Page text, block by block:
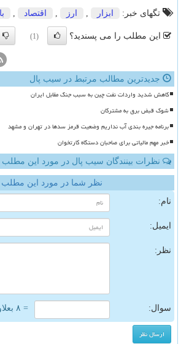
تگهای خبر:
ابزار , ارز , اقتصاد ,
این مطلب را می پسندید؟ (1)
جدیدترین مطالب مرتبط در سیب پال
کاهش شدید واردات نفت چین به سبب جنگ مقابل ایران
شوک قبض برق به مشترکان
برنامه جیره بندی آب نداریم وضعیت قرمز سدها در تهران و مشهد
خبر مهم مالیاتی برای صاحبان دستگاه کارتخوان
نظرات بینندگان سیب پال در مورد این مطلب
نظر شما در مورد این مطلب
نام:
ایمیل:
نظر:
سوال: = ۸ بعلاوه ۳